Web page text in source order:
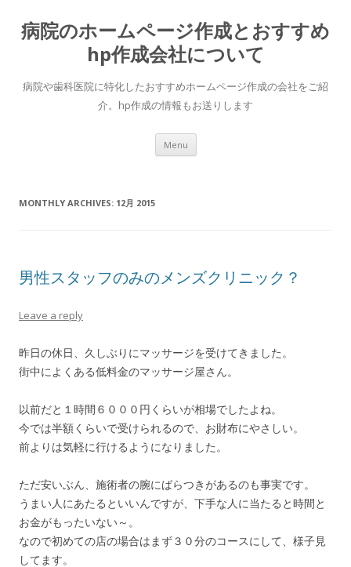
病院のホームページ作成とおすすめ
hp作成会社について
病院や歯科医院に特化したおすすめホームページ作成の会社をご紹
介。hp作成の情報もお送りします
Menu Skip to content
MONTHLY ARCHIVES: 12月 2015
男性スタッフのみのメンズクリニック？
Leave a reply
昨日の休日、久しぶりにマッサージを受けてきました。
街中によくある低料金のマッサージ屋さん。
以前だと１時間６０００円くらいが相場でしたよね。
今では半額くらいで受けられるので、お財布にやさしい。
前よりは気軽に行けるようになりました。
ただ安いぶん、施術者の腕にばらつきがあるのも事実です。
うまい人にあたるといいんですが、下手な人に当たると時間と
お金がもったいない～。
なので初めての店の場合はまず３０分のコースにして、様子見
してます。